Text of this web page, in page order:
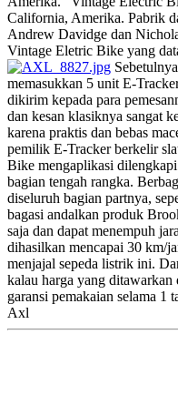
California, Amerika. Pabrik
Andrew Davidge dan
Vintage Eletric Bike yang
memasukkan 5 unit E-
dikirim kepada para
dan kesan klasiknya sangat
karena praktis dan bebas
pemilik E-Tracker berkelir
Bike mengaplikasi
bagian tengah rangka.
diseluruh bagian partnya,
bagasi andalkan produk
saja dan dapat menempuh
dihasilkan mencapai 30 km/
menjajal sepeda listrik ini.
kalau harga yang
garansi pemakaian selama
Axl